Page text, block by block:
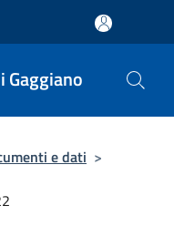
Gaggiano
e dati >